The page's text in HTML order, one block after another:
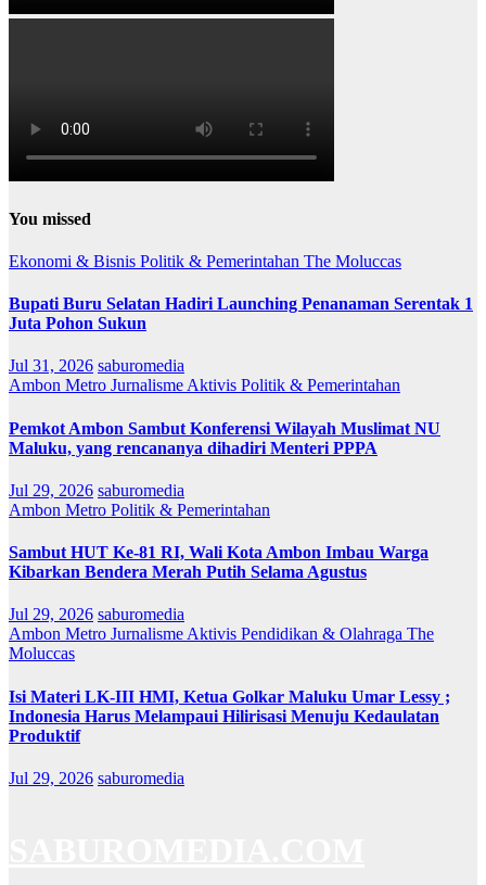
You missed
Ekonomi & Bisnis Politik & Pemerintahan The Moluccas
Bupati Buru Selatan Hadiri Launching Penanaman Serentak 1
Juta Pohon Sukun
Jul 31, 2026 saburomedia
Ambon Metro Jurnalisme Aktivis Politik & Pemerintahan
Pemkot Ambon Sambut Konferensi Wilayah Muslimat NU
Maluku, yang rencananya dihadiri Menteri PPPA
Jul 29, 2026 saburomedia
Ambon Metro Politik & Pemerintahan
Sambut HUT Ke-81 RI, Wali Kota Ambon Imbau Warga
Kibarkan Bendera Merah Putih Selama Agustus
Jul 29, 2026 saburomedia
Ambon Metro Jurnalisme Aktivis Pendidikan & Olahraga The
Moluccas
Isi Materi LK-III HMI, Ketua Golkar Maluku Umar Lessy ;
Indonesia Harus Melampaui Hilirisasi Menuju Kedaulatan
Produktif
Jul 29, 2026 saburomedia